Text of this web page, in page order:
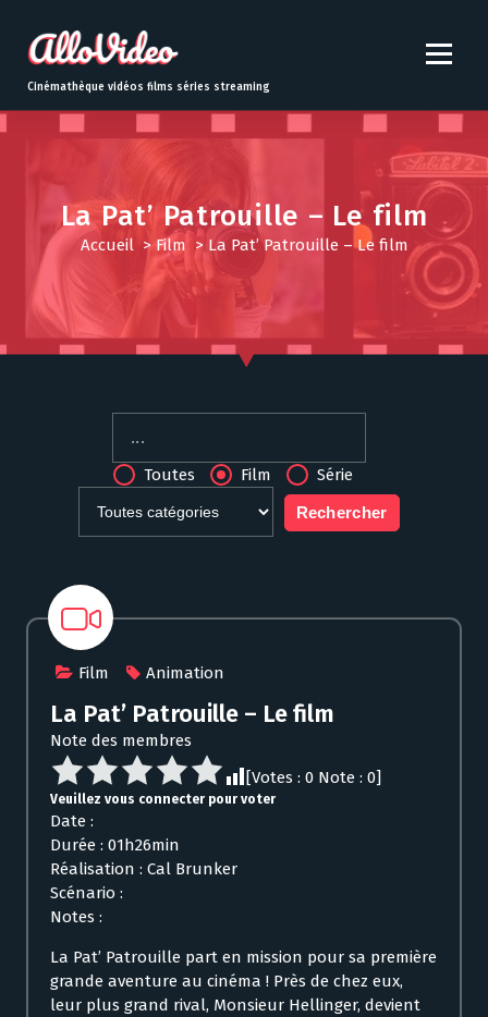
t
o
Cinémathèque vidéos films séries streaming
La Pat’ Patrouille – Le film
Accueil> Film > La Pat’ Patrouille – Le film
Toutes Film Série
Film Animation
La Pat’ Patrouille – Le film
Note des membres
[Votes : 0 Note : 0]
Veuillez vous connecter pour voter
Date :
Durée : 01h26min
Réalisation : Cal Brunker
Scénario :
Notes :
La Pat’ Patrouille part en mission pour sa première
grande aventure au cinéma ! Près de chez eux,
leur plus grand rival, Monsieur Hellinger, devient